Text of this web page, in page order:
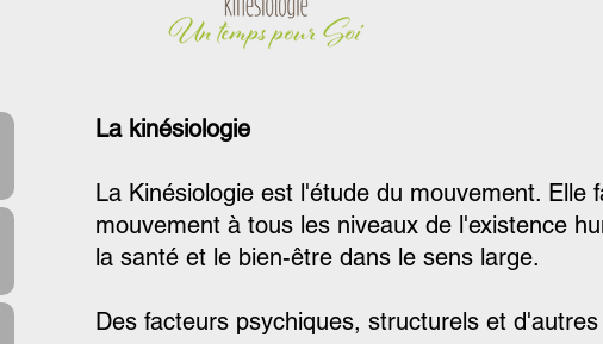
La kinésiologie
La Kinésiologie est l'étude du mouvement. Elle
mouvement à tous les niveaux de l'existence
la santé et le bien-être dans le sens large.
Des facteurs psychiques, structurels et